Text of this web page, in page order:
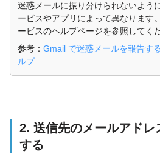
迷惑メールに振り分けられないよう
ービスやアプリによって異なります
ービスのヘルプページを参照してく
参考： Gmail で迷惑メールを報告す
ルプ
2. 送信先のメールアドレ
する